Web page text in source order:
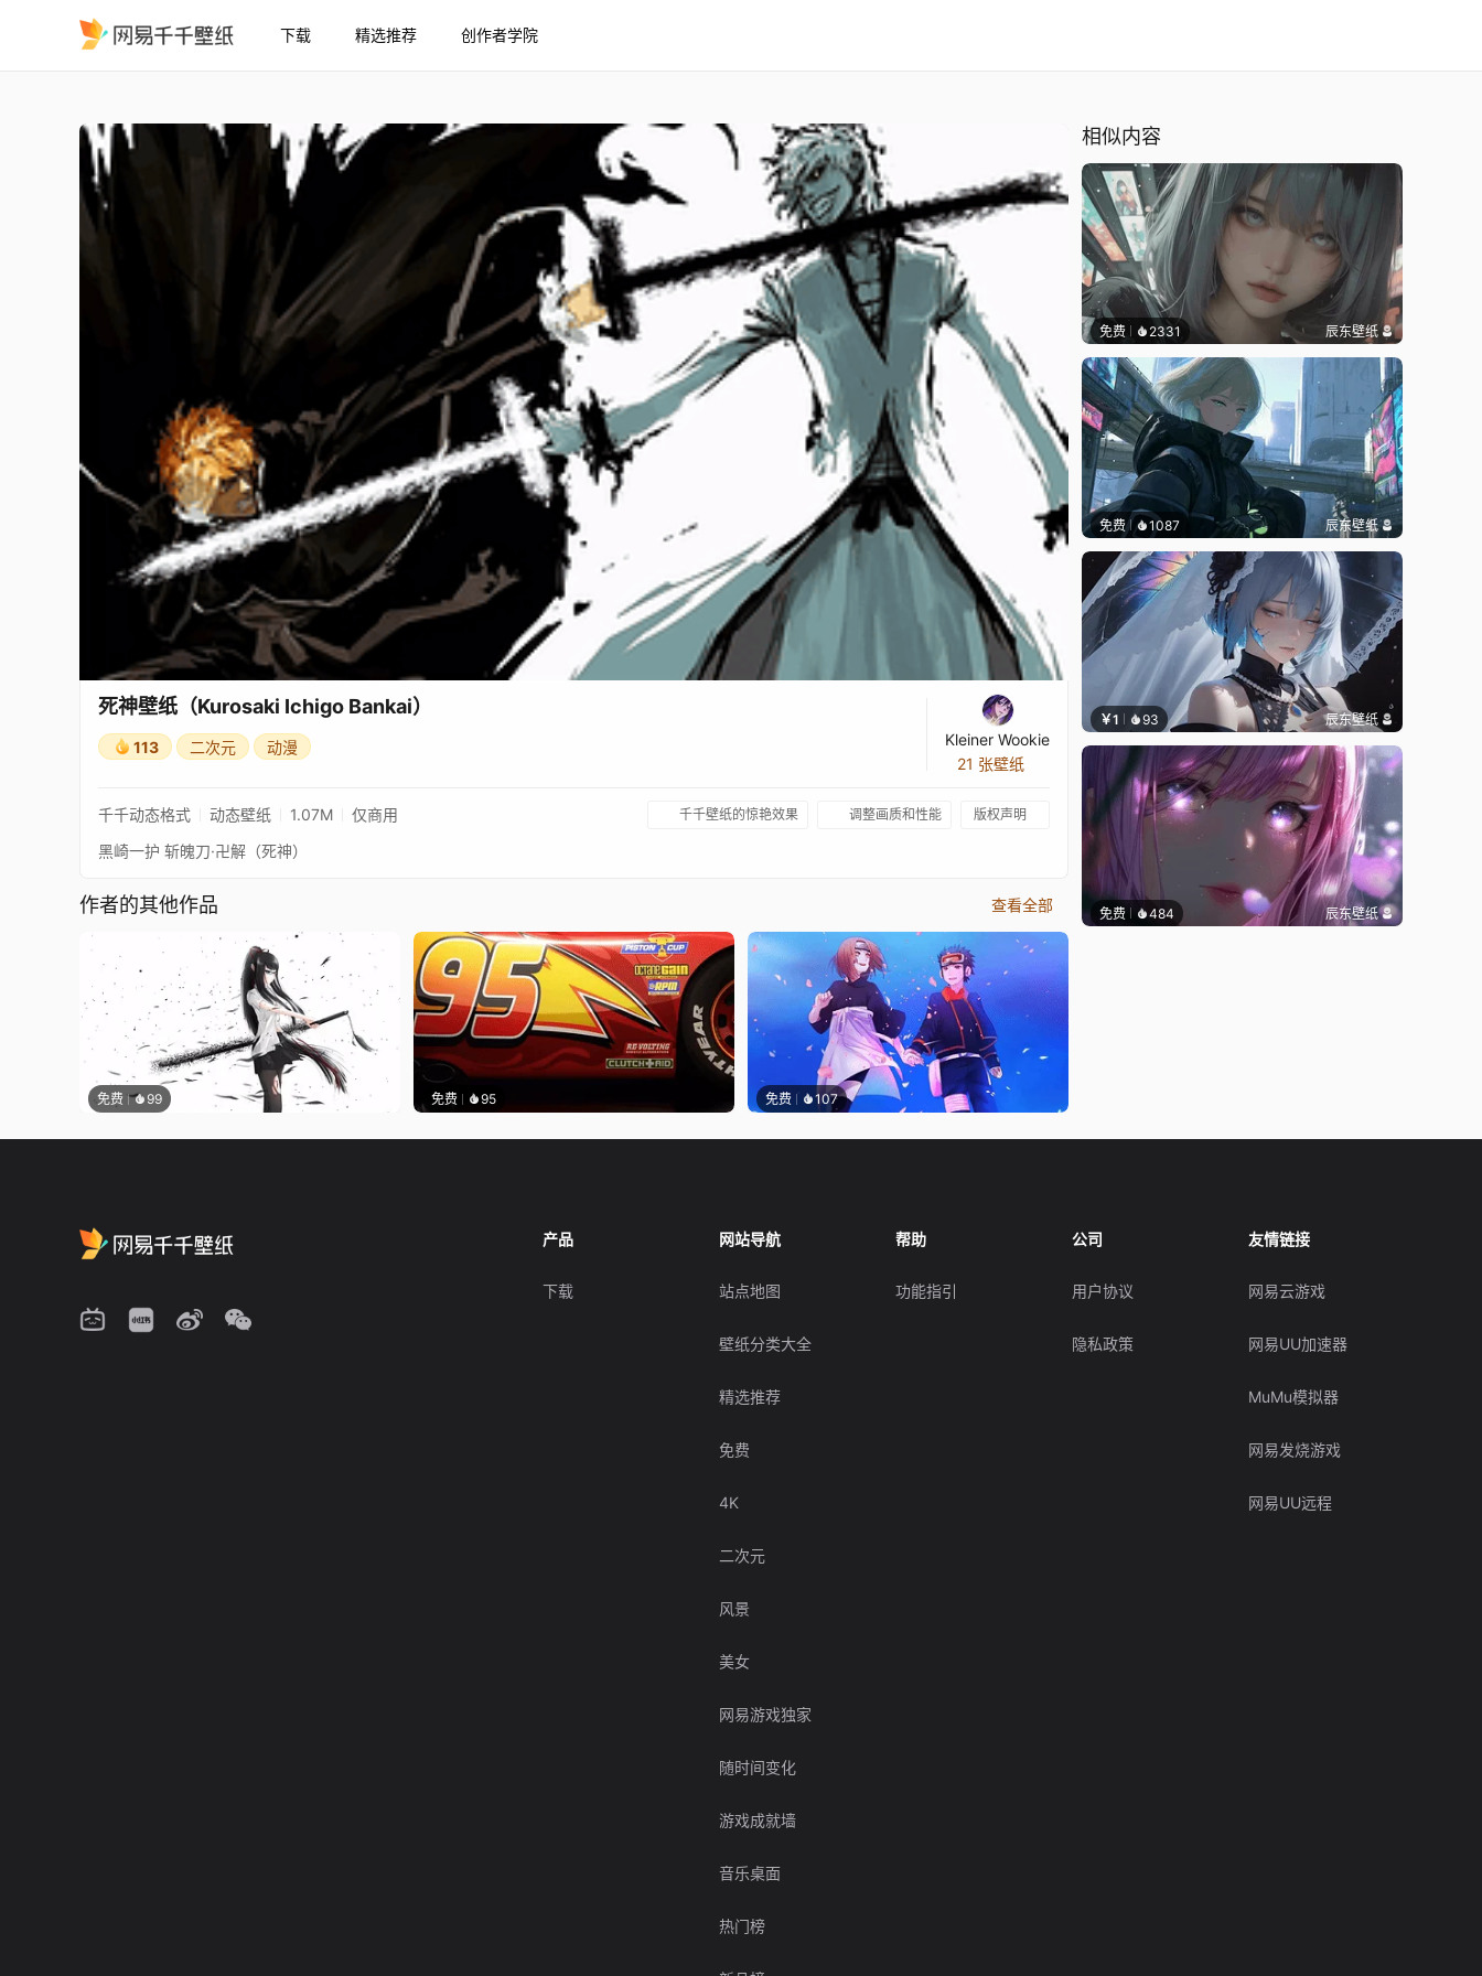
下载 精选推荐 创作者学院
死神壁纸（Kurosaki Ichigo Bankai）
113 二次元 动漫
Kleiner Wookie
21 张壁纸
千千动态格式 动态壁纸 1.07M 仅商用 千千壁纸的惊艳效果 调整画质和性能 版权声明
黑崎一护 斩魄刀·卍解（死神）
作者的其他作品 查看全部
免费 99 免费 95 免费 107
相似内容
免费 2331 辰东壁纸
免费 1087 辰东壁纸
￥1 93 辰东壁纸
免费 484 辰东壁纸
产品
下载
网站导航
站点地图
壁纸分类大全
精选推荐
免费
4K
二次元
风景
美女
网易游戏独家
随时间变化
游戏成就墙
音乐桌面
热门榜
帮助
功能指引
公司
用户协议
隐私政策
友情链接
网易云游戏
网易UU加速器
MuMu模拟器
网易发烧游戏
网易UU远程